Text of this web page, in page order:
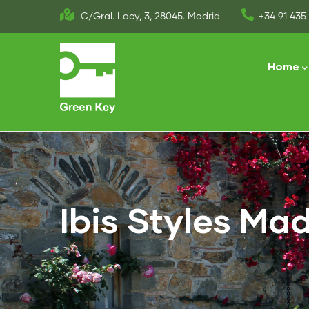
to
C/Gral. Lacy, 3, 28045. Madrid +34 91 435
Home
Ibis Styles